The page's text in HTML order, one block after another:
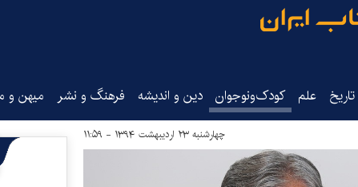
تاریخ‌ علم کودک‌ونوجوان دین و اندیشه فرهنگ و نشر میهن و
چهارشنبه ۲۳ اردیبهشت ۱۳۹۴ - ۱۱:۵۹